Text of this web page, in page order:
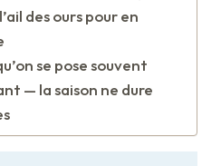
des ours pour en
se pose souvent
— la saison ne dure